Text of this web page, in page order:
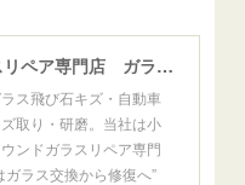
ウインドガラスリペア専門店 ガラスリペア・ヨシダ グラスウェルドジャパン 正規施工店 小松市
ス飛び石キズ・自動車
取り・研磨。当社は小
ンドガラスリペア専門
ラス交換から修復へ”